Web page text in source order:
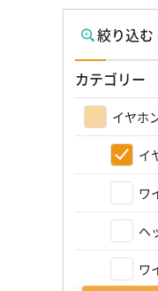
絞り込む
カテゴリー
イヤホ
イ
ワ
ヘ
ワ